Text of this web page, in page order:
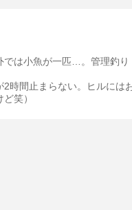
では小魚が一匹…。管理釣り
2時間止まらない。ヒルには
笑）